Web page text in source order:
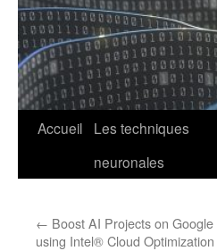
Aller
Accueil
Les techniques
neuronales
← Boost AI Projects on
using Intel® Cloud